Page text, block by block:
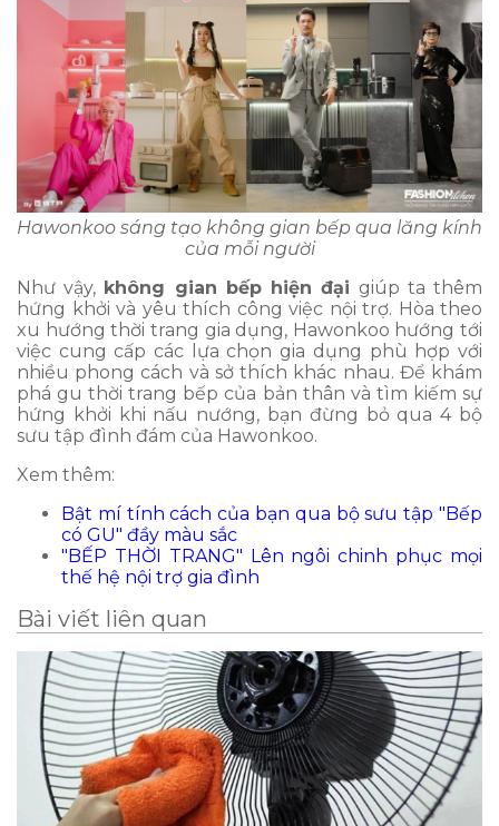
Hawonkoo sáng tạo không gian bếp qua lăng kính
của mỗi người
Như vậy, không gian bếp hiện đại giúp ta thêm
hứng khởi và yêu thích công việc nội trợ. Hòa theo
xu hướng thời trang gia dụng, Hawonkoo hướng tới
việc cung cấp các lựa chọn gia dụng phù hợp với
nhiều phong cách và sở thích khác nhau. Để khám
phá gu thời trang bếp của bản thân và tìm kiếm sự
hứng khởi khi nấu nướng, bạn đừng bỏ qua 4 bộ
sưu tập đình đám của Hawonkoo.
Xem thêm:
Bật mí tính cách của bạn qua bộ sưu tập "Bếp
có GU" đầy màu sắc
"BẾP THỜI TRANG" Lên ngôi chinh phục mọi
thế hệ nội trợ gia đình
Bài viết liên quan